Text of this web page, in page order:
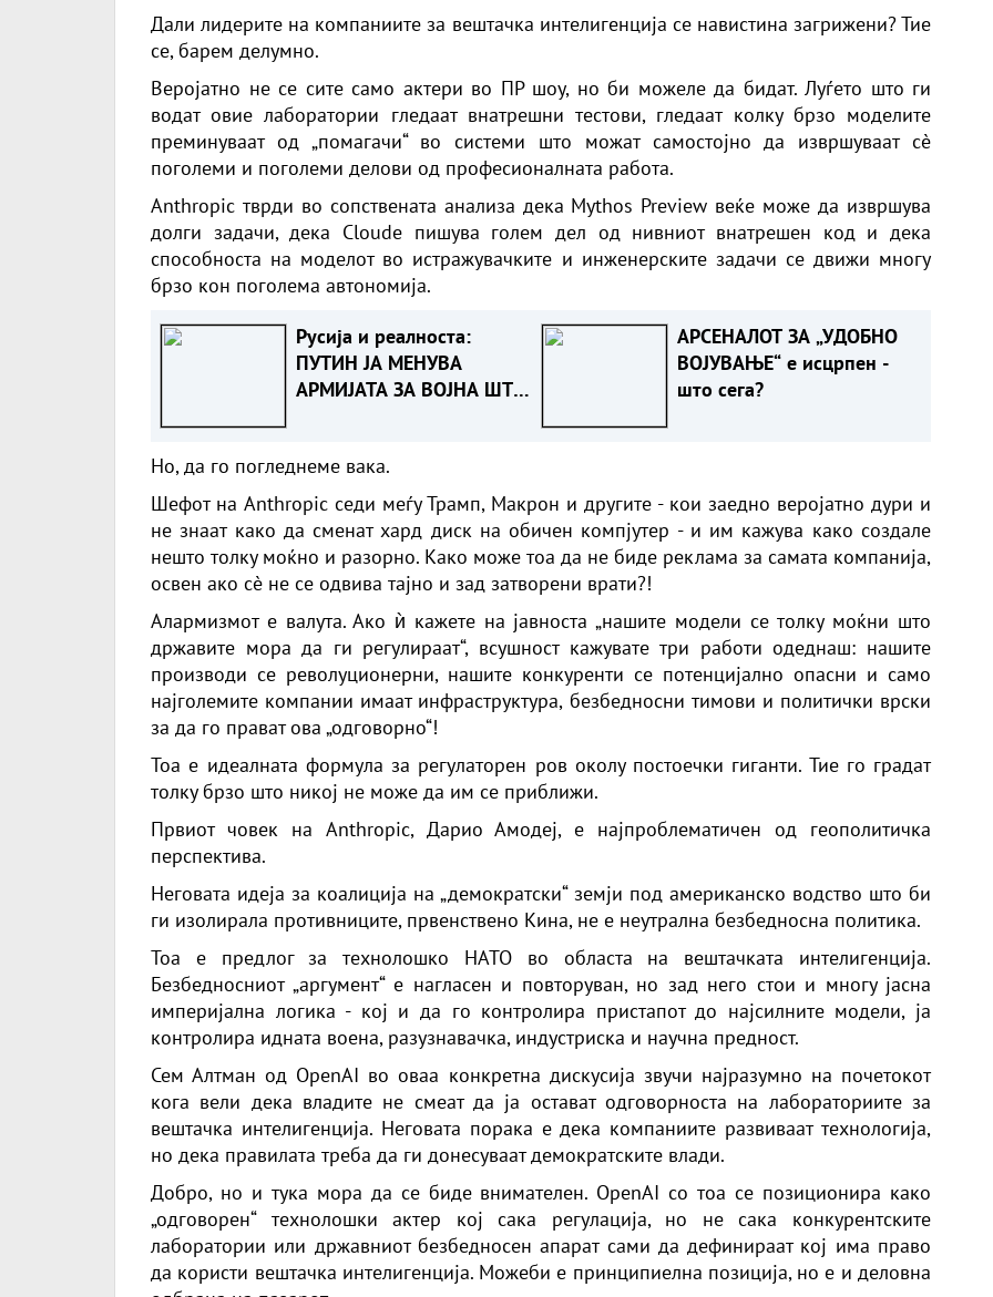
Дали лидерите на компаниите за вештачка интелигенција се навистина загрижени? Тие
се, барем делумно.
Веројатно не се сите само актери во ПР шоу, но би можеле да бидат. Луѓето што ги
водат овие лаборатории гледаат внатрешни тестови, гледаат колку брзо моделите
преминуваат од „помагачи“ во системи што можат самостојно да извршуваат сè
поголеми и поголеми делови од професионалната работа.
Anthropic тврди во сопствената анализа дека Mythos Preview веќе може да извршува
долги задачи, дека Cloude пишува голем дел од нивниот внатрешен код и дека
способноста на моделот во истражувачките и инженерските задачи се движи многу
брзо кон поголема автономија.
Русија и реалноста:
ПУТИН ЈА МЕНУВА
АРМИЈАТА ЗА ВОЈНА ШТО
АРСЕНАЛОТ ЗА „УДОБНО
ВОЈУВАЊЕ“ е исцрпен -
што сега?
Но, да го погледнеме вака.
Шефот на Anthropic седи меѓу Трамп, Макрон и другите - кои заедно веројатно дури и
не знаат како да сменат хард диск на обичен компјутер - и им кажува како создале
нешто толку моќно и разорно. Како може тоа да не биде реклама за самата компанија,
освен ако сè не се одвива тајно и зад затворени врати?!
Алармизмот е валута. Ако ѝ кажете на јавноста „нашите модели се толку моќни што
државите мора да ги регулираат“, всушност кажувате три работи одеднаш: нашите
производи се револуционерни, нашите конкуренти се потенцијално опасни и само
најголемите компании имаат инфраструктура, безбедносни тимови и политички врски
за да го прават ова „одговорно“!
Тоа е идеалната формула за регулаторен ров околу постоечки гиганти. Тие го градат
толку брзо што никој не може да им се приближи.
Првиот човек на Anthropic, Дарио Амодеј, е најпроблематичен од геополитичка
перспектива.
Неговата идеја за коалиција на „демократски“ земји под американско водство што би
ги изолирала противниците, првенствено Кина, не е неутрална безбедносна политика.
Тоа е предлог за технолошко НАТО во областа на вештачката интелигенција.
Безбедносниот „аргумент“ е нагласен и повторуван, но зад него стои и многу јасна
империјална логика - кој и да го контролира пристапот до најсилните модели, ја
контролира идната воена, разузнавачка, индустриска и научна предност.
Сем Алтман од OpenAI во оваа конкретна дискусија звучи најразумно на почетокот
кога вели дека владите не смеат да ја остават одговорноста на лабораториите за
вештачка интелигенција. Неговата порака е дека компаниите развиваат технологија,
но дека правилата треба да ги донесуваат демократските влади.
Добро, но и тука мора да се биде внимателен. OpenAI со тоа се позиционира како
„одговорен“ технолошки актер кој сака регулација, но не сака конкурентските
лаборатории или државниот безбедносен апарат сами да дефинираат кој има право
да користи вештачка интелигенција. Можеби е принципиелна позиција, но е и деловна